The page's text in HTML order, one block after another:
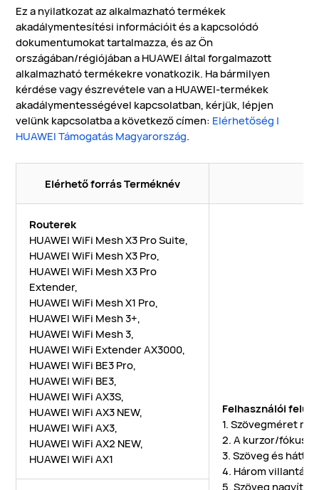
Ez a nyilatkozat az alkalmazható termékek
akadálymentesítési információit és a kapcsolódó
dokumentumokat tartalmazza, és az Ön
országában/régiójában a HUAWEI által forgalmazott
alkalmazható termékekre vonatkozik. Ha bármilyen
kérdése vagy észrevétele van a HUAWEI-termékek
akadálymentességével kapcsolatban, kérjük, lépjen
velünk kapcsolatba a következő címen: Elérhetőség |
HUAWEI Támogatás Magyarország.
Elérhető forrás Terméknév
Routerek
HUAWEI WiFi Mesh X3 Pro Suite,
HUAWEI WiFi Mesh X3 Pro,
HUAWEI WiFi Mesh X3 Pro
Extender,
HUAWEI WiFi Mesh X1 Pro,
HUAWEI WiFi Mesh 3+,
HUAWEI WiFi Mesh 3,
HUAWEI WiFi Extender AX3000,
HUAWEI WiFi BE3 Pro,
HUAWEI WiFi BE3,
HUAWEI WiFi AX3S,
HUAWEI WiFi AX3 NEW,
HUAWEI WiFi AX3,
HUAWEI WiFi AX2 NEW,
HUAWEI WiFi AX1
Felhasználói
1. Szövegméret
2. A kurzor/fókusz
3. Szöveg és
4. Három villantást
5. Szöveg